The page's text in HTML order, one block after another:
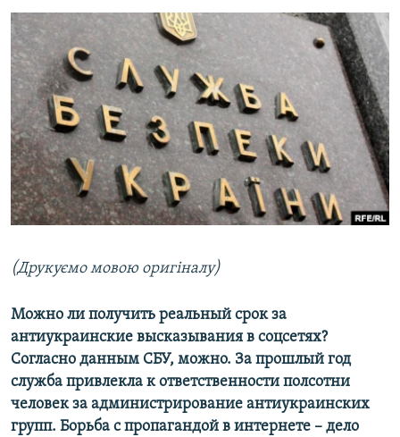
УКРАЇНА
СВІТ
СХЕМИ
КИТАЙ.ВИКЛИКИ
МУЛЬТИМЕДІА
ФОТО
СПЕЦПРОЄКТИ
ПОДКАСТИ
РУС
КТАТ
ДОЛУЧАЙСЯ!
(Друкуємо мовою оригіналу)
Можно ли получить реальный срок за
антиукраинские высказывания в соцсетях?
Согласно данным СБУ, можно. За прошлый год
служба привлекла к ответственности полсотни
человек за администрирование антиукраинских
групп. Борьба с пропагандой в интернете – дело